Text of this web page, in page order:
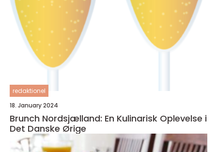
redaktionel
18. January 2024
Brunch Nordsjælland: En Kulinarisk Oplevelse i
Det Danske Ørige